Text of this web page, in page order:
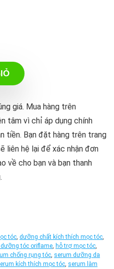
giá. Mua hàng trên
tâm vì chỉ áp dụng chính
tiền. Bạn đặt hàng trên trang
liên hệ lại để xác nhận đơn
về cho bạn và bạn thanh
tóc, dưỡng chất kích thích mọc tóc,
tóc oriflame, hỗ trợ mọc tóc,
chống rụng tóc, serum dưỡng da
kích thích mọc tóc, serum làm